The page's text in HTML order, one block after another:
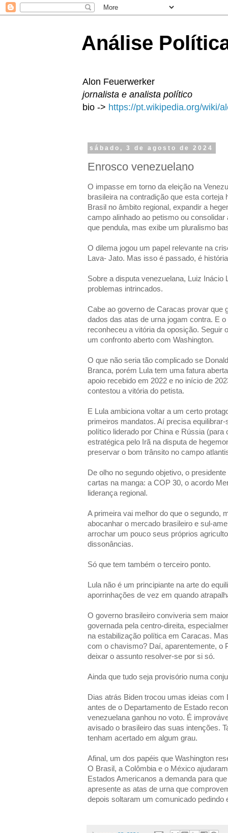
Análise
Alon Feuerwerker
jornalista e analista político
bio -> https://pt.wikipedia.org/wiki/
sábado, 3 de agosto de 2024
Enrosco venezuelano
O impasse em torno da eleição na
brasileira na contradição que esta corteja
Brasil no âmbito regional, expandir a
campo alinhado ao petismo ou
que pendula, mas exibe um pluralismo
O dilema jogou um papel relevante na
Lava- Jato. Mas isso é passado, é
Sobre a disputa venezuelana, Luiz Inácio
problemas intrincados.
Cabe ao governo de Caracas provar que
dados das atas de urna jogam contra. E
reconheceu a vitória da oposição. Seguir
um confronto aberto com Washington.
O que não seria tão complicado se
Branca, porém Lula tem uma fatura
apoio recebido em 2022 e no início de
contestou a vitória do petista.
E Lula ambiciona voltar a um certo
primeiros mandatos. Aí precisa
político liderado por China e Rússia (para
estratégica pelo Irã na disputa de
preservar o bom trânsito no campo
De olho no segundo objetivo, o
cartas na manga: a COP 30, o acordo
liderança regional.
A primeira vai melhor do que o segundo,
abocanhar o mercado brasileiro e sul-
arrochar um pouco seus próprios
dissonâncias.
Só que tem também o terceiro ponto.
Lula não é um principiante na arte do
aporrinhações de vez em quando
O governo brasileiro conviveria sem
governada pela centro-direita,
na estabilização política em Caracas.
com o chavismo? Daí, aparentemente, o
deixar o assunto resolver-se por si só.
Ainda que tudo seja provisório numa
Dias atrás Biden trocou umas ideias com
antes de o Departamento de Estado
venezuelana ganhou no voto. É
avisado o brasileiro das suas intenções.
tenham acertado em algum grau.
Afinal, um dos papéis que Washington
O Brasil, a Colômbia e o México
Estados Americanos a demanda para
apresente as atas de urna que
depois soltaram um comunicado